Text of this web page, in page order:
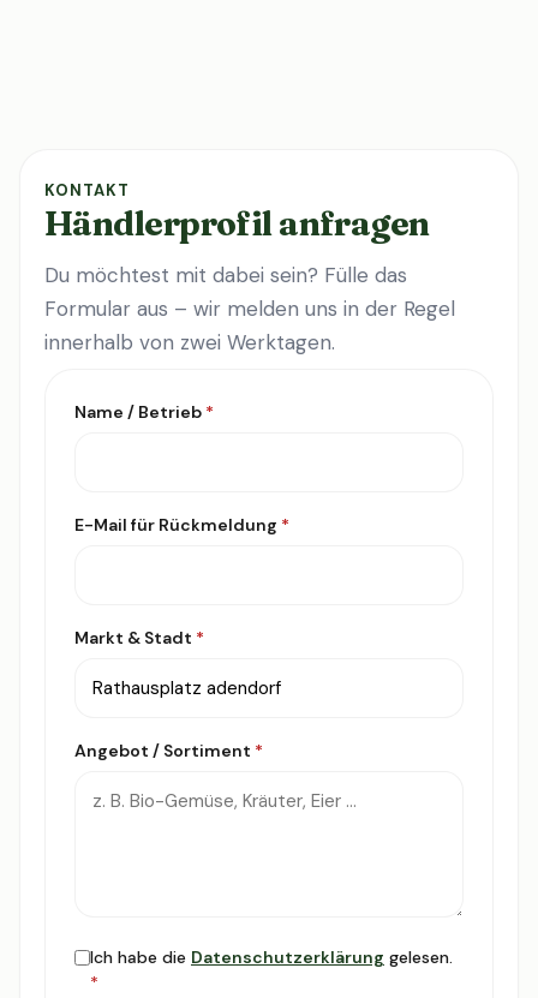
KONTAKT
Händlerprofil anfragen
Du möchtest mit dabei sein? Fülle das
Formular aus – wir melden uns in der Regel
innerhalb von zwei Werktagen.
Name / Betrieb *
E-Mail für Rückmeldung *
Markt & Stadt *
Angebot / Sortiment *
Ich habe die Datenschutzerklärung gelesen.
*